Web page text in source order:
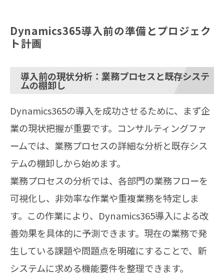
Dynamics365導入前の準備とプロジェク
ト計画
導入前の現状分析：業務プロセスと既存システ
ムの棚卸し
Dynamics365の導入を成功させるために、まず企
業の現状把握が重要です。コンサルティングファ
ームでは、業務プロセスの詳細な分析と既存シス
テムの棚卸しから始めます。
業務プロセスの分析では、各部門の業務フローを
可視化し、非効率な作業や重複業務を特定しま
す。この作業により、Dynamics365導入による改
善効果を具体的に予測できます。現在の業務で発
生している課題や問題点を明確にすることで、新
システムに求める機能要件を整理できます。